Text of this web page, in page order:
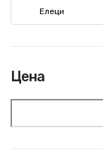
Елеци
Цена